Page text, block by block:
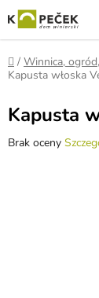
do
treści
Home
/ Winnica,
Kapusta włoska
Kapusta
Średnia
Brak oceny